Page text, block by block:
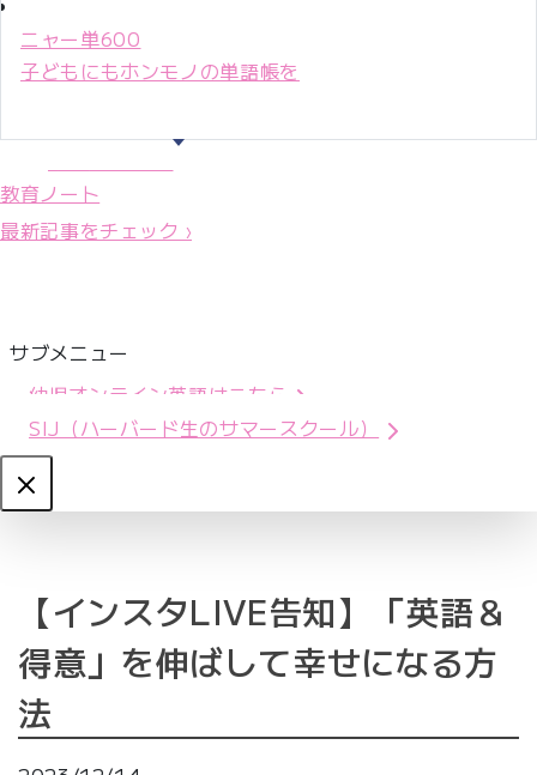
ニャー単600
子どもにもホンモノの単語帳を
教育ノート
最新記事をチェック ›
サブメニュー
幼児オンライン英語はこちら
SIJ（ハーバード生のサマースクール）
Close
【インスタLIVE告知】「英語＆
得意」を伸ばして幸せになる方
法